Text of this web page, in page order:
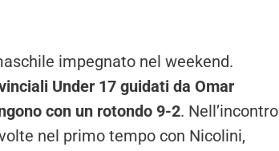
impegnato nel weekend.
Under 17 guidati da Omar
con un rotondo 9-2. Nell’incontro
nel primo tempo con Nicolini,